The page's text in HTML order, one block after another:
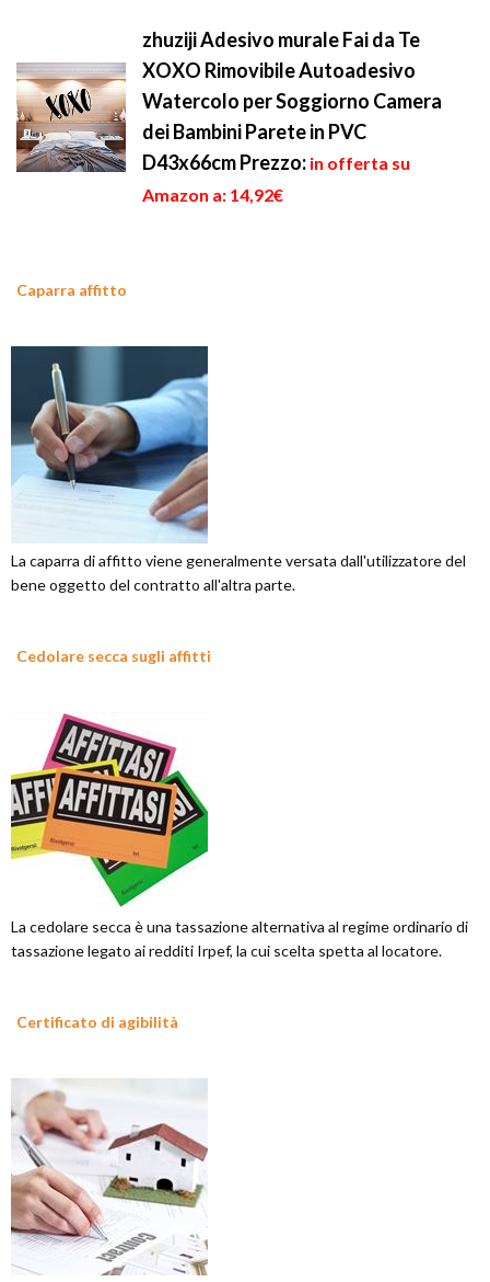
zhuziji Adesivo murale Fai da Te
XOXO Rimovibile Autoadesivo
Watercolo per Soggiorno Camera
dei Bambini Parete in PVC
D43x66cmPrezzo: in offerta su
Amazon a: 14,92€
Caparra affitto
La caparra di affitto viene generalmente versata dall'utilizzatore del
bene oggetto del contratto all'altra parte.
Cedolare secca sugli affitti
La cedolare secca è una tassazione alternativa al regime ordinario di
tassazione legato ai redditi Irpef, la cui scelta spetta al locatore.
Certificato di agibilità